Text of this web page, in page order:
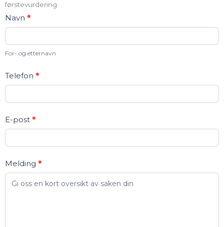
førstevurdering
Kontakt
oss
Navn *
For- og etternavn
Telefon *
E-post *
Melding *